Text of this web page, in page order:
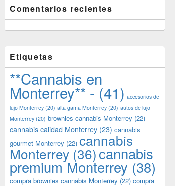
Comentarios recientes
Etiquetas
**Cannabis en
Monterrey** - (41) accesorios de
lujo Monterrey (20) alta gama Monterrey (20) autos de lujo
Monterrey (20) brownies cannabis Monterrey (22)
cannabis calidad Monterrey (23) cannabis
gourmet Monterrey (22) cannabis
Monterrey (36)cannabis
premium Monterrey (38)
compra brownies cannabis Monterrey (22) compra